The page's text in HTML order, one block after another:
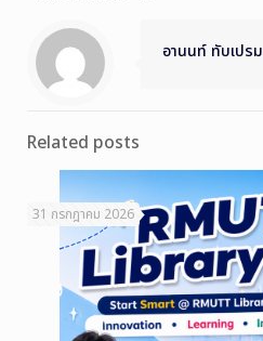
อานนท์ ทับเปรม
Related posts
31 กรกฎาคม 2026